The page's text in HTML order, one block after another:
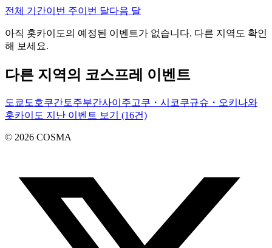
전체 기간이번 주이번 달다음 달
아직 홋카이도의 예정된 이벤트가 없습니다. 다른 지역도 확인
해 보세요.
다른 지역의 코스프레 이벤트
도쿄 도호쿠간토주부간사이 주고쿠・시코쿠규슈・오키나와
홋카이도 지난 이벤트 보기 (16건)
© 2026 COSMA